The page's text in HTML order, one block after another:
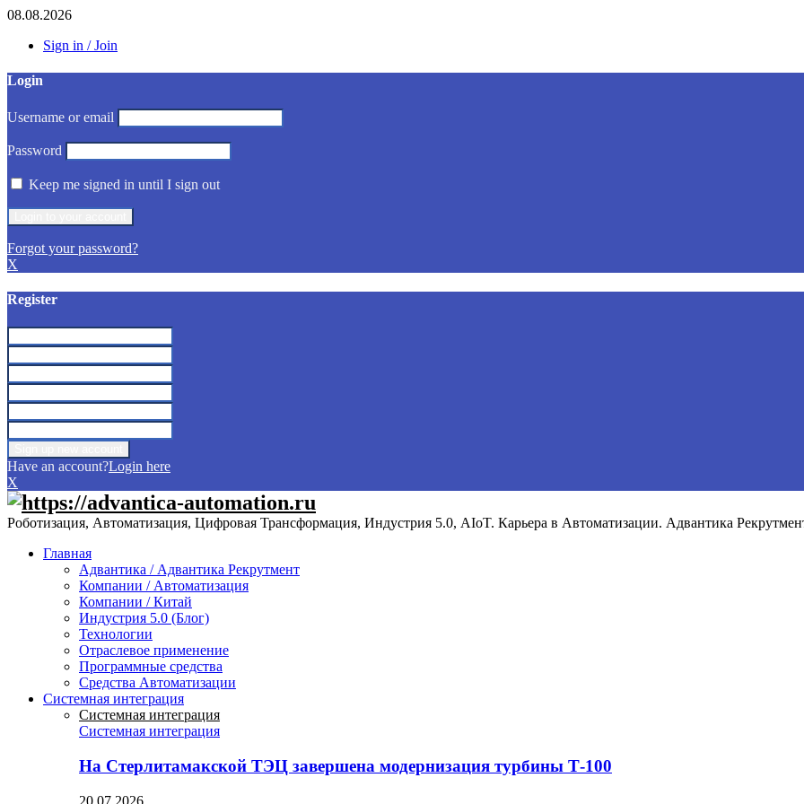
08.08.2026
Sign in / Join
Login
Username or email
Password
Keep me signed in until I sign out
Forgot your password?
X
Register
Have an account?Login here
X
Роботизация, Автоматизация, Цифровая Трансформация, Индустрия 5.0, AIoT. Карьера в Автоматизации. Адвантика
Главная
Адвантика / Адвантика Рекрутмент
Компании / Автоматизация
Компании / Китай
Индустрия 5.0 (Блог)
Технологии
Отраслевое применение
Программные средства
Средства Автоматизации
Системная интеграция
Системная интеграция
Системная интеграция
На Стерлитамакской ТЭЦ завершена модернизация турбины Т-100
20.07.2026